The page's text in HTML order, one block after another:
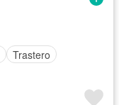
Trastero